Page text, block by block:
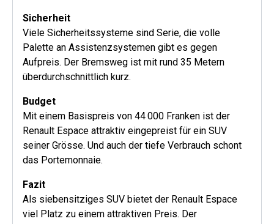
Sicherheit
Viele Sicherheitssysteme sind Serie, die volle
Palette an Assistenzsystemen gibt es gegen
Aufpreis. Der Bremsweg ist mit rund 35 Metern
überdurchschnittlich kurz.
Budget
Mit einem Basispreis von 44 000 Franken ist der
Renault Espace attraktiv eingepreist für ein SUV
seiner Grösse. Und auch der tiefe Verbrauch schont
das Portemonnaie.
Fazit
Als siebensitziges SUV bietet der Renault Espace
viel Platz zu einem attraktiven Preis. Der